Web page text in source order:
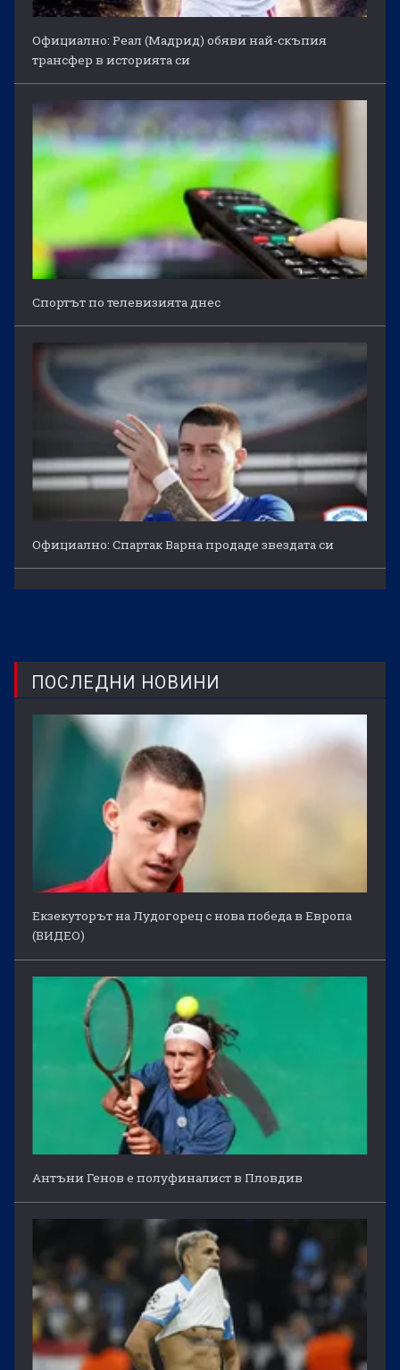
Официално: Реал (Мадрид) обяви най-скъпия
трансфер в историята си
Спортът по телевизията днес
Официално: Спартак Варна продаде звездата си
ПОСЛЕДНИ НОВИНИ
Екзекуторът на Лудогорец с нова победа в Европа
(ВИДЕО)
Антъни Генов е полуфиналист в Пловдив